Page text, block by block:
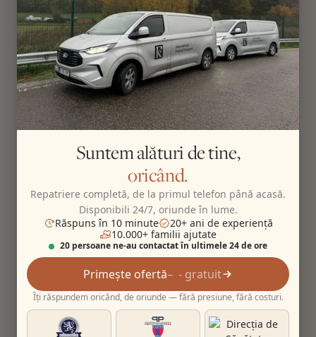
Suntem alături de tine,
oricând.
Repatriere completă, de la primul telefon până acasă.
Disponibili 24/7, oriunde în lume.
Răspuns în 10 minute
20+ ani de experiență
10.000+ familii ajutate
20 persoane ne-au contactat în ultimele 24 de ore
Primește ofertă - gratuit
Îți răspundem oricând, de oriunde — fără presiune, fără costuri.